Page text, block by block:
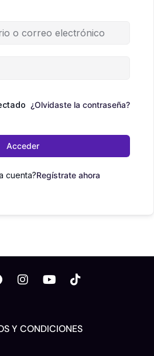
¿Olvidaste la contraseña?
Acceder
cuenta?Regístrate ahora
Y CONDICIONES